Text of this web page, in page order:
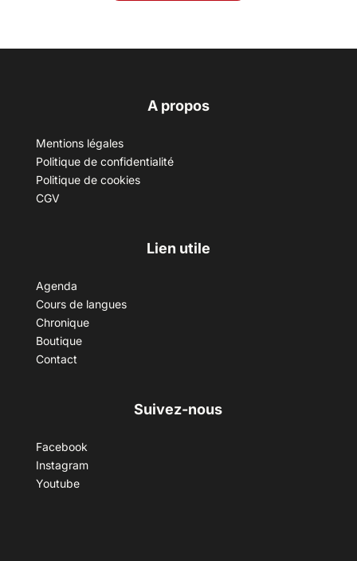
A propos
Mentions légales
Politique de confidentialité
Politique de cookies
CGV
Lien utile
Agenda
Cours de langues
Chronique
Boutique
Contact
Suivez-nous
Facebook
Instagram
Youtube